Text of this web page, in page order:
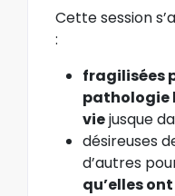
Cette session
:
fragilisées
pathologie
viejusque
désireuses
d’autres
qu’elles